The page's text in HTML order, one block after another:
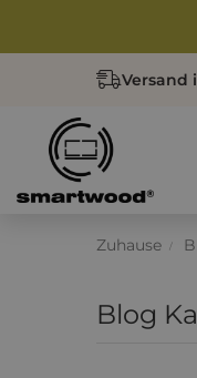
Versand
Zuhause
Blog